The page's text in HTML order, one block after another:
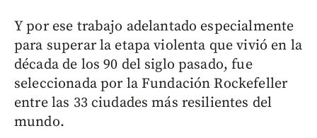
Y por ese trabajo adelantado especialmente
para superar la etapa violenta que vivió en la
década de los 90 del siglo pasado, fue
seleccionada por la Fundación Rockefeller
entre las 33 ciudades más resilientes del
mundo.